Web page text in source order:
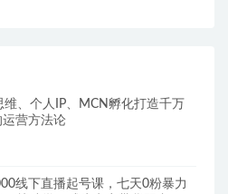
维、个人IP、MCN孵化打造千万
运营方法论
线下直播起号课，七天0粉暴力